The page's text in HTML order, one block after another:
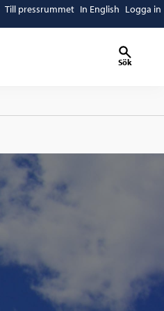
Till pressrummet In English Logga in
Sök